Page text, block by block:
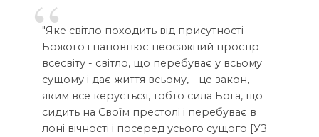
"Яке світло походить від присутності
Божого і наповнює неосяжний простір
всесвіту - світло, що перебуває у всьому
сущому і дає життя всьому, - це закон,
яким все керується, тобто сила Бога, що
сидить на Своїм престолі і перебуває в
лоні вічності і посеред усього сущого [УЗ